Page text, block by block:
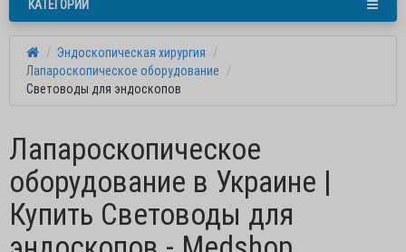
КАТЕГОРИИ
Эндоскопическая хирургия
Лапароскопическое оборудование
Световоды для эндоскопов
Лапароскопическое
оборудование в Украине |
Купить Световоды для